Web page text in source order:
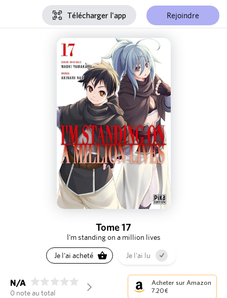
Télécharger l'app Rejoindre
Tome 17
I'm standing on a million lives
Je l'ai acheté Je l'ai lu
N/A
0 note au total
arrow_forward_ios
Acheter sur Amazon
7.20 €